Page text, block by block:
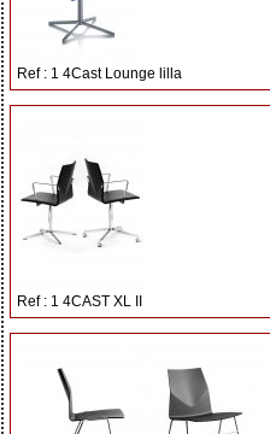
Ref : 1 4Cast Lounge lilla
Ref : 1 4CAST XL II